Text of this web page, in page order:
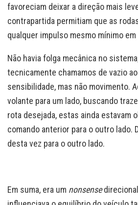
favoreciam deixar a direção mais
contrapartida permitiam que as
qualquer impulso mesmo mínimo
Não havia folga mecânica no
tecnicamente chamamos de vazio
sensibilidade, mas não movimento.
volante para um lado, buscando
rota desejada, estas ainda estavam
comando anterior para o outro lado.
desta vez para o outro lado.
Em suma, era um nonsense